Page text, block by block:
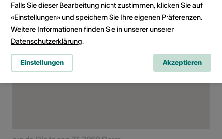
Kursort
Falls Sie dieser Bearbeitung nicht zustimmen, klicken Sie auf
«Einstellungen» und speichern Sie Ihre eigenen Präferenzen.
Weitere Informationen finden Sie in unserer unserer
Datenschutzerklärung.
Einstellungen Akzeptieren